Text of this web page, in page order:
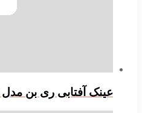
عینک آفتابی ری بن مدل RB3025-004-58p